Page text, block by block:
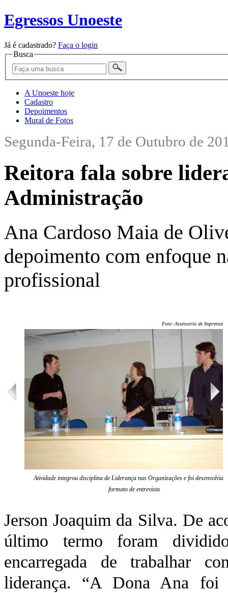
Egressos Unoeste
Já é cadastrado? Faça o login
Busca
A Unoeste hoje
Cadastro
Depoimentos
Mural de Fotos
Segunda-Feira, 17 de Outubro de
Reitora fala sobre
Administração
Ana Cardoso Maia de
depoimento com enfoque
profissional
Foto: Assessoria de Imprensa/
Atividade integrou disciplina de Liderança nas Organizações e foi desenvolvida
formato de entrevista
Jerson Joaquim da Silva. De
último termo foram
encarregada de trabalhar
liderança. “A Dona Ana foi